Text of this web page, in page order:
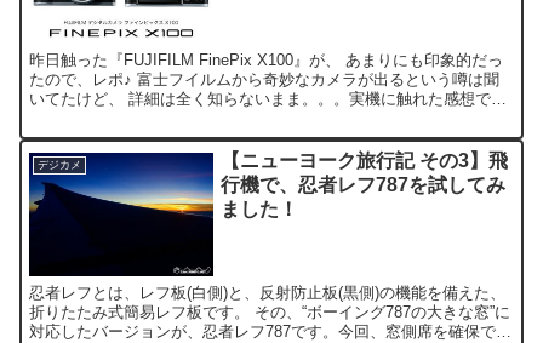
昨日触った『FUJIFILM FinePix X100』が、 あまりにも印象的だっ
たので、レポ♪ 富士フイルムから奇妙なカメラが出るという噂は聞
いてたけど、 詳細は全く知らないまま。。。実機に触れた感想です
デジカメ
【ニューヨーク旅行記 その3】飛
行機で、忍者レフ787を試してみ
ました！
忍者レフとは、レフ板(白側)と、反射防止板(黒側)の機能を備えた、
折りたたみ式簡易レフ板です。 その、“ボーイング787の大きな窓”に
対応したバージョンが、忍者レフ787です。今回、窓側席を確保でき